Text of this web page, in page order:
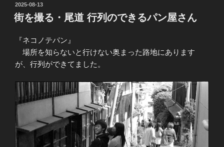
投
稿
日:
2025-08-13
街を撮る・尾道 行列のできるパン屋さん
『ネコノテパン』
場所を知らないと行けない奥まった路地にあります
が、行列ができてました。